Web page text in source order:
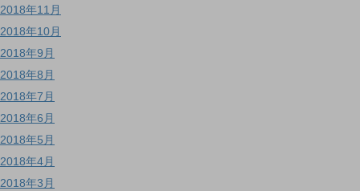
2018年11月
2018年10月
2018年9月
2018年8月
2018年7月
2018年6月
2018年5月
2018年4月
2018年3月